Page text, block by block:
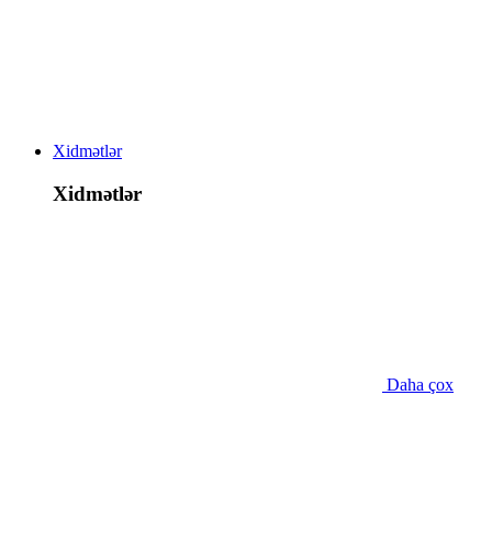
Xidmətlər
Xidmətlər
Daha çox